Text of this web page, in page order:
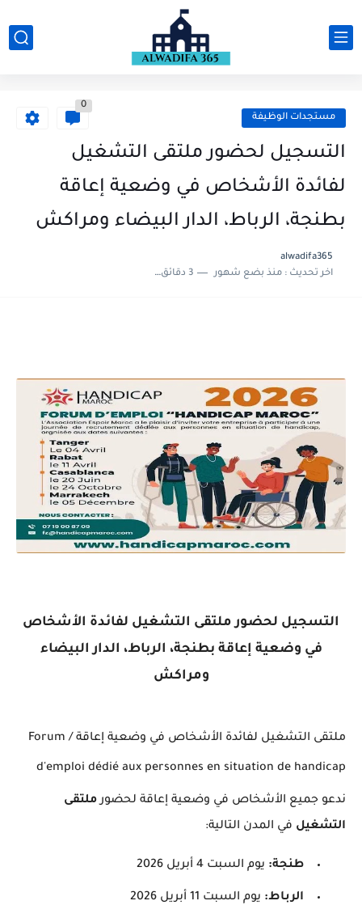
مستجدات الوظيفة
0
التسجيل لحضور ملتقى التشغيل
لفائدة الأشخاص في وضعية إعاقة
بطنجة، الرباط، الدار البيضاء ومراكش
alwadifa365
اخر تحديث :منذ بضع شهور 3 دقائق للقراءة
التسجيل لحضور ملتقى التشغيل لفائدة الأشخاص
في وضعية إعاقة بطنجة، الرباط، الدار البيضاء
ومراكش
ملتقى التشغيل لفائدة الأشخاص في وضعية إعاقة / Forum
d'emploi dédié aux personnes en situation de handicap
ندعو جميع الأشخاص في وضعية إعاقة لحضورملتقى
التشغيل في المدن التالية:
طنجة: يوم السبت 4 أبريل 2026
الرباط: يوم السبت 11 أبريل 2026